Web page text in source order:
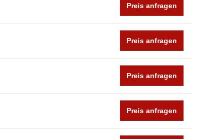
Preis anfragen
Preis anfragen
Preis anfragen
Preis anfragen